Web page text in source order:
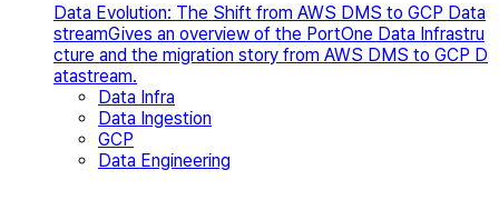
Data Evolution: The Shift from AWS DMS to GCP Data
streamGives an overview of the PortOne Data Infrastru
cture and the migration story from AWS DMS to GCP D
atastream.
Data Infra
Data Ingestion
GCP
Data Engineering